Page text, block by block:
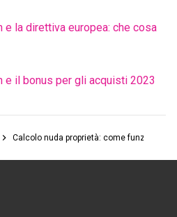
e la direttiva europea: che cosa
e il bonus per gli acquisti 2023
Calcolo nuda proprietà: come funziona